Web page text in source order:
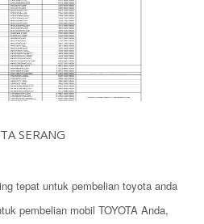
SERANG
tepat untuk pembelian toyota anda
pembelian mobil TOYOTA Anda,